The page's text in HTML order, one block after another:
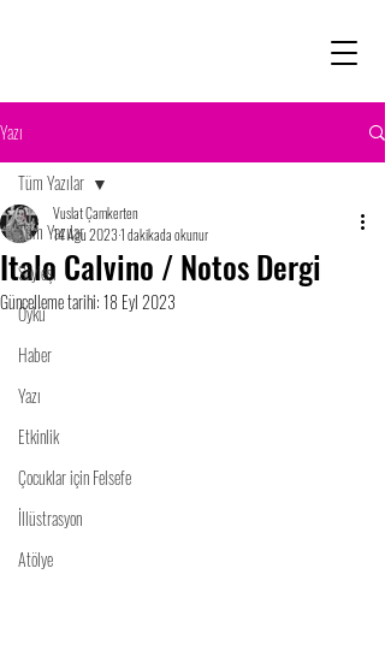
Yazı
Tüm Yazılar
Söyleşi
Öykü
Haber
Yazı
Etkinlik
Çocuklar için Felsefe
İllüstrasyon
Atölye
Tüm Yazılar
Italo Calvino / Notos Dergi
Vuslat Çamkerten
14 Ağu 20231 dakikada okunur
Güncelleme tarihi:18 Eyl 2023